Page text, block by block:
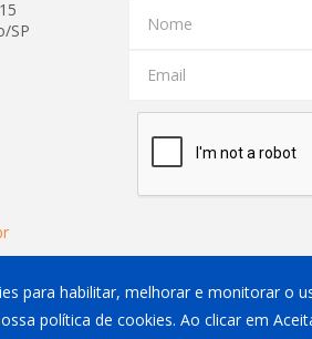
para habilitar, melhorar e monitorar o
política de cookies. Ao clicar em
SP
Nome
Email